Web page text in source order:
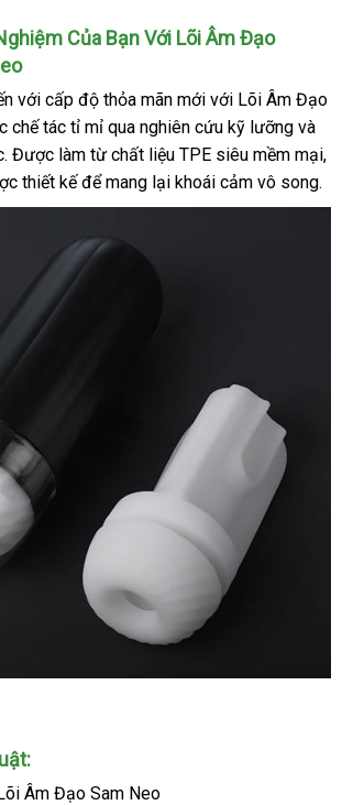
Của Bạn Với Lõi Âm Đạo
showroom
với cấp độ thỏa mãn mới đã
qua
sử
dụng
với Lõi Âm Đạo
chế tác tỉ mỉ qua nghiên cứu kỹ lưỡng cao
cấp
và
xưởng
. Được làm từ chất liệu TPE siêu mềm mạitư
,
thiết kếnổi
tiếng
để mang lại khoái cảm vô song.
Âm Đạo Sam Neo